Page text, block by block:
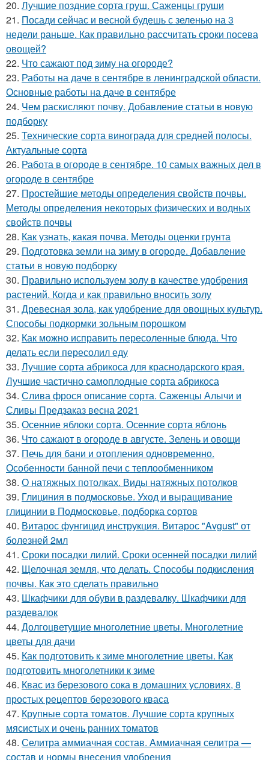
20. Лучшие поздние сорта груш. Саженцы груши
21. Посади сейчас и весной будешь с зеленью на 3
недели раньше. Как правильно рассчитать сроки посева
овощей?
22. Что сажают под зиму на огороде?
23. Работы на даче в сентябре в ленинградской области.
Основные работы на даче в сентябре
24. Чем раскисляют почву. Добавление статьи в новую
подборку
25. Технические сорта винограда для средней полосы.
Актуальные сорта
26. Работа в огороде в сентябре. 10 самых важных дел в
огороде в сентябре
27. Простейшие методы определения свойств почвы.
Методы определения некоторых физических и водных
свойств почвы
28. Как узнать, какая почва. Методы оценки грунта
29. Подготовка земли на зиму в огороде. Добавление
статьи в новую подборку
30. Правильно используем золу в качестве удобрения
растений. Когда и как правильно вносить золу
31. Древесная зола, как удобрение для овощных культур.
Способы подкормки зольным порошком
32. Как можно исправить пересоленные блюда. Что
делать если пересолил еду
33. Лучшие сорта абрикоса для краснодарского края.
Лучшие частично самоплодные сорта абрикоса
34. Слива фрося описание сорта. Саженцы Алычи и
Сливы Предзаказ весна 2021
35. Осенние яблоки сорта. Осенние сорта яблонь
36. Что сажают в огороде в августе. Зелень и овощи
37. Печь для бани и отопления одновременно.
Особенности банной печи с теплообменником
38. О натяжных потолках. Виды натяжных потолков
39. Глициния в подмосковье. Уход и выращивание
глицинии в Подмосковье, подборка сортов
40. Витарос фунгицид инструкция. Витарос "Avgust" от
болезней 2мл
41. Сроки посадки лилий. Сроки осенней посадки лилий
42. Щелочная земля, что делать. Способы подкисления
почвы. Как это сделать правильно
43. Шкафчики для обуви в раздевалку. Шкафчики для
раздевалок
44. Долгоцветущие многолетние цветы. Многолетние
цветы для дачи
45. Как подготовить к зиме многолетние цветы. Как
подготовить многолетники к зиме
46. Квас из березового сока в домашних условиях, 8
простых рецептов березового кваса
47. Крупные сорта томатов. Лучшие сорта крупных
мясистых и очень ранних томатов
48. Селитра аммиачная состав. Аммиачная селитра —
состав и нормы внесения удобрения